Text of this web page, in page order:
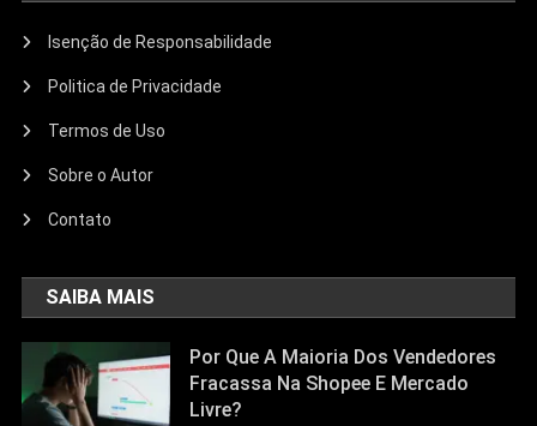
Isenção de Responsabilidade
Politica de Privacidade
Termos de Uso
Sobre o Autor
Contato
SAIBA MAIS
Por Que A Maioria Dos Vendedores
Fracassa Na Shopee E Mercado
Livre?